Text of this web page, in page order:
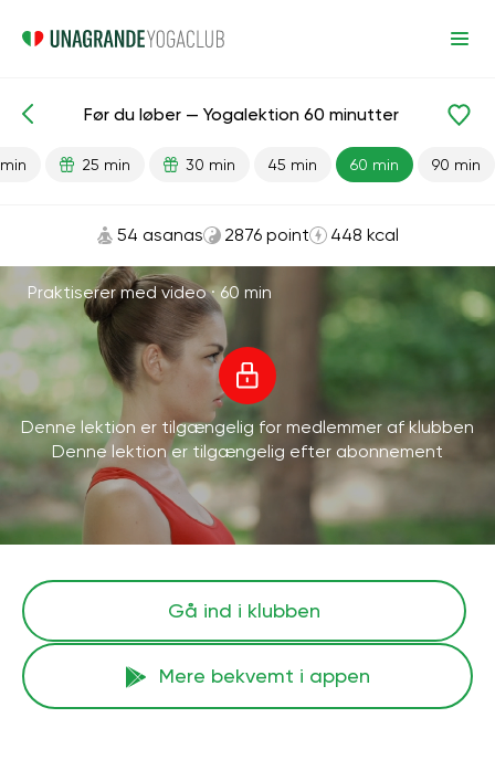
Færdiglavede lektioner Sport Løb
Før du løber — Yogalektion 60 minutter
25 min 30 min 45 min 60 min 90 min
54 asanas 2876 point 448 kcal
Praktiserer med video ·60 min
Denne lektion er tilgængelig for medlemmer af klubben
Denne lektion er tilgængelig efter abonnement
Gå ind i klubben
Mere bekvemt i appen